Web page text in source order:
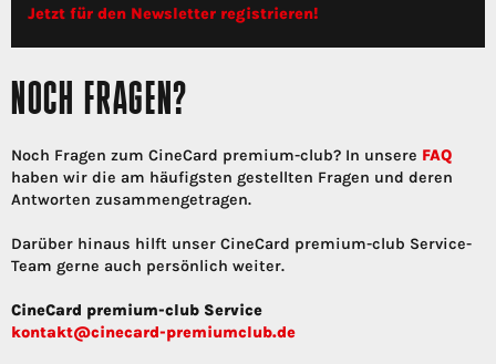
Jetzt für den Newsletter registrieren!
NOCH FRAGEN?
Noch Fragen zum CineCard premium-club? In unsere FAQ
haben wir die am häufigsten gestellten Fragen und deren
Antworten zusammengetragen.
Darüber hinaus hilft unser CineCard premium-club Service-
Team gerne auch persönlich weiter.
CineCard premium-club Service
kontakt@cinecard-premiumclub.de